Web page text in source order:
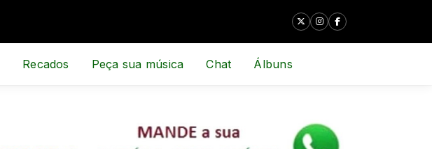
Recados Peça sua música Chat Álbuns